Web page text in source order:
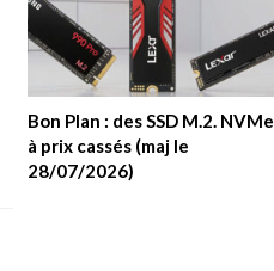
Bon Plan : des SSD M.2. NVMe
à prix cassés (maj le
28/07/2026)